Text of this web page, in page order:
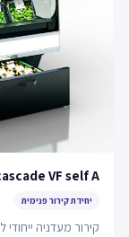
VF self A
יחידת קירור פנימית
קירור מעדניה